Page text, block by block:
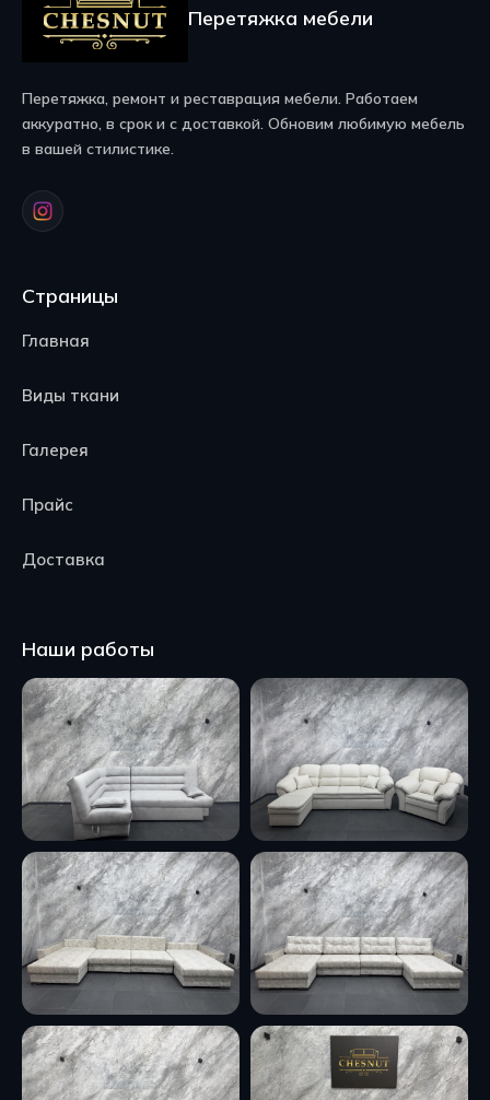
Перетяжка мебели
Перетяжка, ремонт и реставрация мебели. Работаем
аккуратно, в срок и с доставкой. Обновим любимую мебель
в вашей стилистике.
Страницы
Главная
Виды ткани
Галерея
Прайс
Доставка
Наши работы